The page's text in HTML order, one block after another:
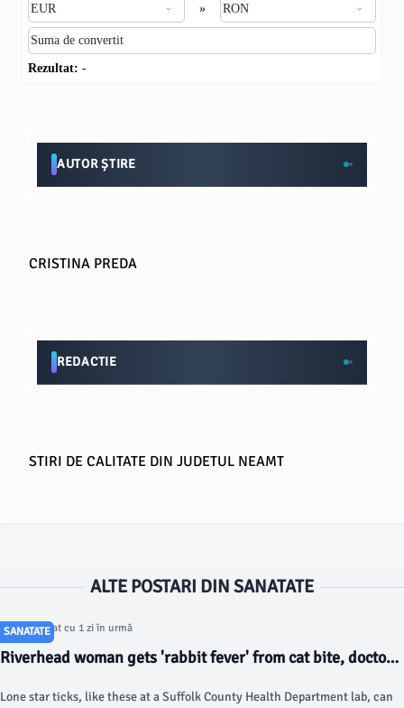
»
Rezultat: -
AUTOR ȘTIRE
CRISTINA PREDA
REDACTIE
STIRI DE CALITATE DIN JUDETUL NEAMT
ALTE POSTARI DIN SANATATE
SANATATE
Articol postat cu 1 zi în urmă
Riverhead woman gets 'rabbit fever' from cat bite, doctor
Lone star ticks, like these at a Suffolk County Health Department lab, can